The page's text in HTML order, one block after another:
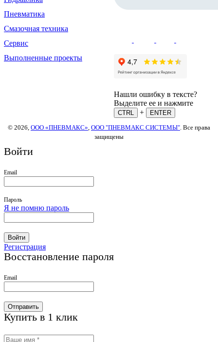
Пневматика
Смазочная техника
Сервис
Выполненные проекты
Нашли ошибку в тексте?
Выделите ее и нажмите
CTRL +
ENTER
© 2026, ООО «ПНЕВМАКС» ООО "ПНЕВМАКС СИСТЕМЫ" . Все права
защищены
Войти
Email
Пароль
Я не помню пароль
Войти
Регистрация
Восстановление пароля
Email
Отправить
Купить в 1 клик